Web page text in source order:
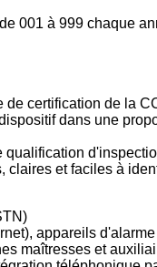
001 à 999 chaque
de certification de la
dans une
claires et faciles à
appareils
maîtresses et